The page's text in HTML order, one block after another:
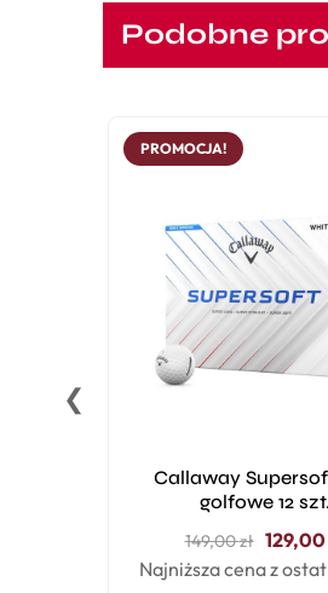
Podobne
❮
PROMOCJA!
Callaway
golfowe 12 szt.
149,00zł 129,00
Najniższa cena z